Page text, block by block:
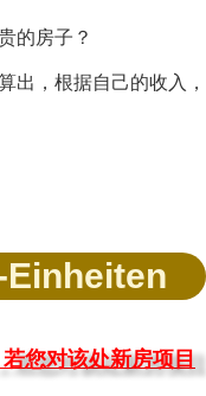
的房子？
出，根据自己的收入，
Einheiten
您对该处新房项目